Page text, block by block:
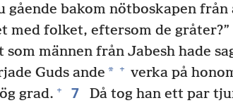
gående bakom nötboskapen från
med folket, eftersom de gråter?”
männen från Jabesh hade
Guds ande * + verka på
grad. + 7
Då tog han ett par